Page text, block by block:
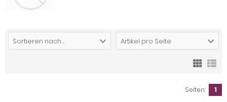
Sortieren nach ... Artikel pro Seite
Seiten: 1